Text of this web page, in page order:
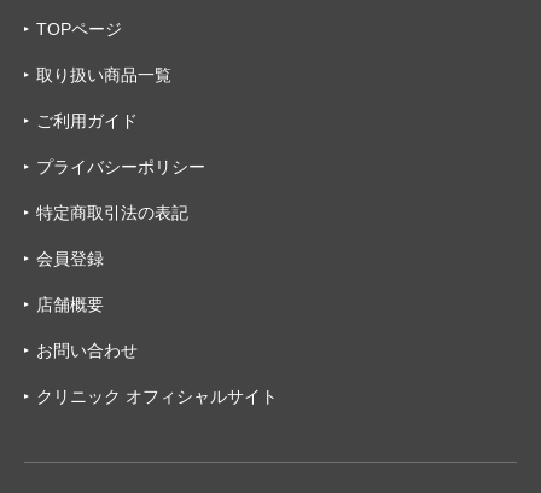
TOPページ
取り扱い商品一覧
ご利用ガイド
プライバシーポリシー
特定商取引法の表記
会員登録
店舗概要
お問い合わせ
クリニック オフィシャルサイト